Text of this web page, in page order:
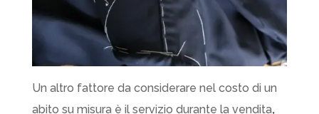
Un altro fattore da considerare nel costo di un
abito su misura è il servizio durante la vendita,